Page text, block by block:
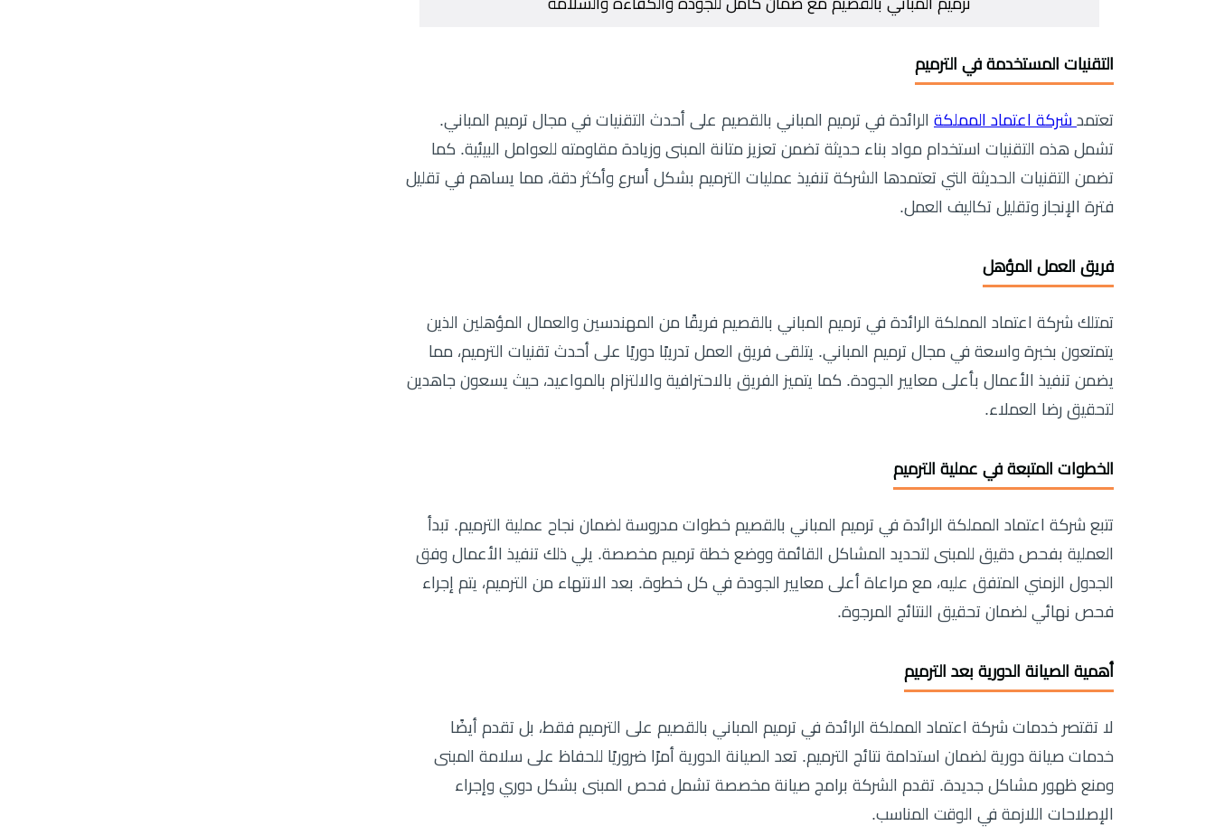
التقنيات المستخدمة في الترميم
تعتمد شركة اعتماد المملكة الرائدة في ترميم المباني بالقصيم على أحدث التقنيات في مجال ترميم المباني.
تشمل هذه التقنيات استخدام مواد بناء حديثة تضمن تعزيز متانة المبنى وزيادة مقاومته للعوامل البيئية. كما
تضمن التقنيات الحديثة التي تعتمدها الشركة تنفيذ عمليات الترميم بشكل أسرع وأكثر دقة، مما يساهم في تقليل
فترة الإنجاز وتقليل تكاليف العمل.
فريق العمل المؤهل
تمتلك شركة اعتماد المملكة الرائدة في ترميم المباني بالقصيم فريقًا من المهندسين والعمال المؤهلين الذين
يتمتعون بخبرة واسعة في مجال ترميم المباني. يتلقى فريق العمل تدريبًا دوريًا على أحدث تقنيات الترميم، مما
يضمن تنفيذ الأعمال بأعلى معايير الجودة. كما يتميز الفريق بالاحترافية والالتزام بالمواعيد، حيث يسعون جاهدين
لتحقيق رضا العملاء.
الخطوات المتبعة في عملية الترميم
تتبع شركة اعتماد المملكة الرائدة في ترميم المباني بالقصيم خطوات مدروسة لضمان نجاح عملية الترميم. تبدأ
العملية بفحص دقيق للمبنى لتحديد المشاكل القائمة ووضع خطة ترميم مخصصة. يلي ذلك تنفيذ الأعمال وفق
الجدول الزمني المتفق عليه، مع مراعاة أعلى معايير الجودة في كل خطوة. بعد الانتهاء من الترميم، يتم إجراء
فحص نهائي لضمان تحقيق النتائج المرجوة.
أهمية الصيانة الدورية بعد الترميم
لا تقتصر خدمات شركة اعتماد المملكة الرائدة في ترميم المباني بالقصيم على الترميم فقط، بل تقدم أيضًا
خدمات صيانة دورية لضمان استدامة نتائج الترميم. تعد الصيانة الدورية أمرًا ضروريًا للحفاظ على سلامة المبنى
ومنع ظهور مشاكل جديدة. تقدم الشركة برامج صيانة مخصصة تشمل فحص المبنى بشكل دوري وإجراء
الإصلاحات اللازمة في الوقت المناسب.